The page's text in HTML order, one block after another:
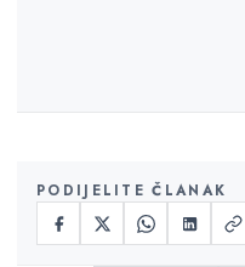
PODIJELITE ČLANAK